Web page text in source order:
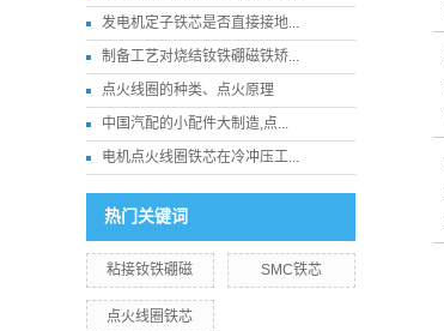
发电机定子铁芯是否直接接地...
制备工艺对烧结钕铁硼磁铁矫...
点火线圈的种类、点火原理
中国汽配的小配件大制造,点...
电机点火线圈铁芯在冷冲压工...
热门关键词
粘接钕铁硼磁 SMC铁芯
点火线圈铁芯